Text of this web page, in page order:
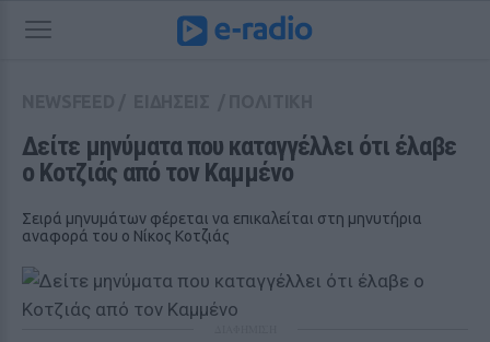
Δείτε μηνύματα που καταγγέλλει ότι έλαβε
ο Κοτζιάς από τον Καμμένο
Σειρά μηνυμάτων φέρεται να επικαλείται στη μηνυτήρια
αναφορά του ο Νίκος Κοτζιάς